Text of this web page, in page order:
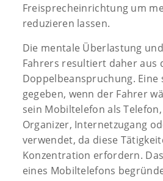
Freisprecheinrichtung um
reduzieren lassen.
Die mentale Überlastung
Fahrers resultiert daher aus
Doppelbeanspruchung. Eine
gegeben, wenn der Fahrer
sein Mobiltelefon als
Organizer, Internetzugang
verwendet, da diese
Konzentration erfordern.
eines Mobiltelefons